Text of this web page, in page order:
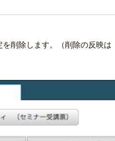
削除します。（削除の反映